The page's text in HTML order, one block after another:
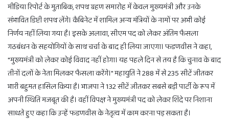
मीडिया रिपोर्ट के मुताबिक, शपथ ग्रहण समारोह में केवल मुख्यमंत्री और उनके
संभावित डिप्टी शपथ लेंगे। कैबिनेट में शामिल अन्य मंत्रियों के नामों पर अभी कोई
निर्णय नहीं लिया गया है। इसके अलावा, सीएम पद को लेकर अंतिम फैसला
गठबंधन के सहयोगियों के साथ चर्चा के बाद ही लिया जाएगा। फडणवीस ने कहा,
"मुख्यमंत्री को लेकर कोई विवाद नहीं होगा। यह पहले दिन से तय है कि चुनाव के बाद
तीनों दलों के नेता मिलकर फैसला करेंगे।" महायुति ने 288 में से 235 सीटें जीतकर
भारी बहुमत हासिल किया है। भाजपा ने 132 सीटें जीतकर सबसे बड़ी पार्टी के रूप में
अपनी स्थिति मजबूत की है। वहीं विपक्ष ने मुख्यमंत्री पद को लेकर शिंदे पर निशाना
साधते हुए कहा कि उन्हें फडणवीस के नेतृत्व में काम करना पड़ सकता है।